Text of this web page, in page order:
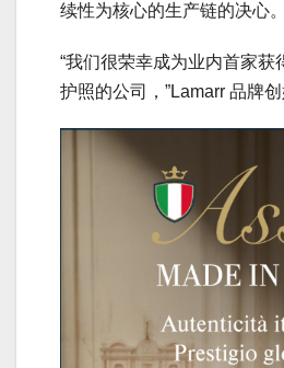
续性为核心的生产链的决心。
“我们很荣幸成为业内首家获
护照的公司，”Lamarr 品牌创